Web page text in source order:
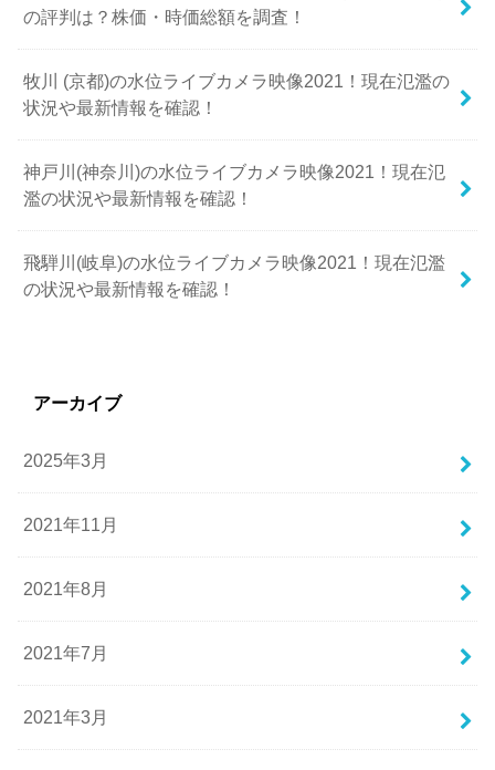
の評判は？株価・時価総額を調査！
牧川 (京都)の水位ライブカメラ映像2021！現在氾濫の
状況や最新情報を確認！
神戸川(神奈川)の水位ライブカメラ映像2021！現在氾
濫の状況や最新情報を確認！
飛騨川(岐阜)の水位ライブカメラ映像2021！現在氾濫
の状況や最新情報を確認！
アーカイブ
2025年3月
2021年11月
2021年8月
2021年7月
2021年3月